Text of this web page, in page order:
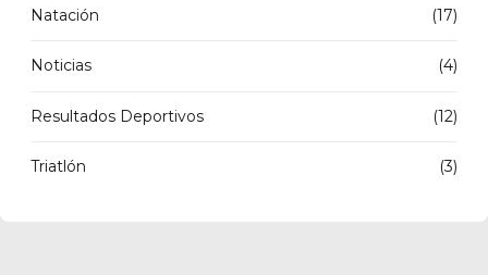
Natación (17)
Noticias (4)
Resultados Deportivos (12)
Triatlón (3)